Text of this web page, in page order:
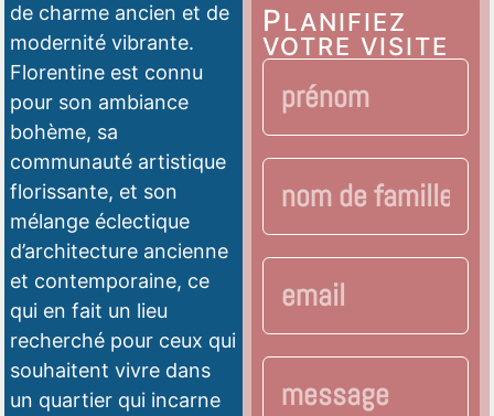
de charme ancien et de
modernité vibrante.
Florentine est connu
pour son ambiance
bohème, sa
communauté artistique
florissante, et son
mélange éclectique
d’architecture ancienne
et contemporaine, ce
qui en fait un lieu
recherché pour ceux qui
souhaitent vivre dans
un quartier qui incarne
PLANIFIEZ
VOTRE VISITE